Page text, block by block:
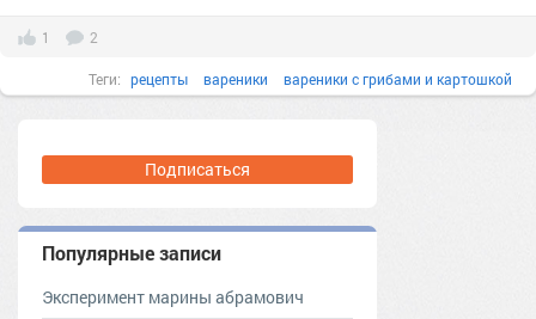
1 2
Теги: рецепты вареники вареники с грибами и картошкой
Подписаться
Популярные записи
Эксперимент марины абрамович